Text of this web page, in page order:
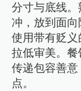
分寸与底线
冲，放到面
使用带有贬义
拉低审美。
传递包容善
点。